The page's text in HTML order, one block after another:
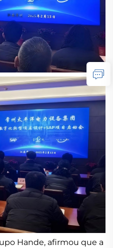
Hande, afirmou que a